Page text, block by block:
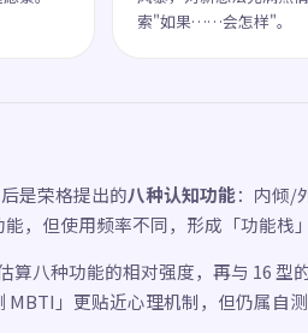
索"如果……会怎样"。
是荣格提出的八种认知功能：内倾/
，但使用频率不同，形成「功能栈
算八种功能的相对强度，再与 16 型
MBTI」更贴近心理机制，但仍属自